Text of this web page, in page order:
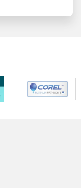
защиту на
по ним
and-drop для
Protection может